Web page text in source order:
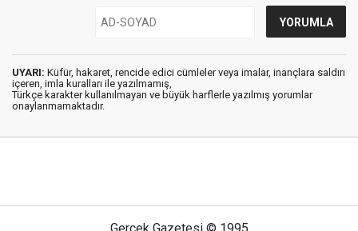
UYARI: Küfür, hakaret, rencide edici cümleler veya imalar, inançlara saldırı
içeren, imla kuralları ile yazılmamış,
Türkçe karakter kullanılmayan ve büyük harflerle yazılmış yorumlar
onaylanmamaktadır.